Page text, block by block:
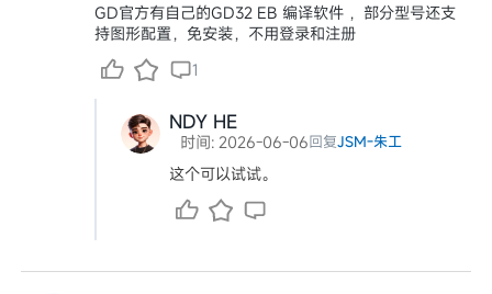
GD官方有自己的GD32 EB 编译软件 ，部分型号还支
持图形配置，免安装，不用登录和注册
1
NDY HE
时间: 2026-06-06回复JSM-朱工
这个可以试试。